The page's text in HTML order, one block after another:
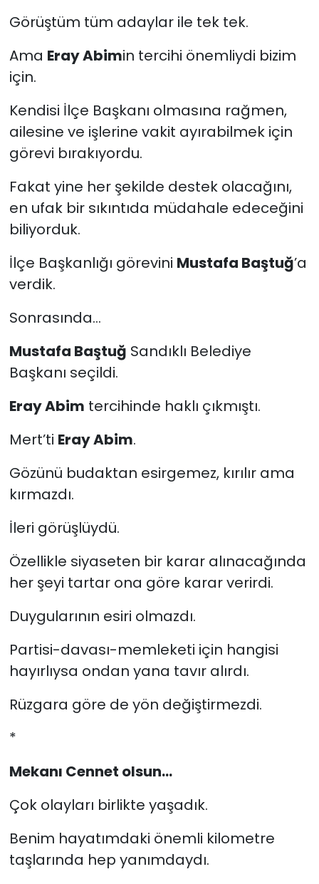
Görüştüm tüm adaylar ile tek tek.
Ama Eray Abimin tercihi önemliydi bizim
için.
Kendisi İlçe Başkanı olmasına rağmen,
ailesine ve işlerine vakit ayırabilmek için
görevi bırakıyordu.
Fakat yine her şekilde destek olacağını,
en ufak bir sıkıntıda müdahale edeceğini
biliyorduk.
İlçe Başkanlığı görevini Mustafa Baştuğ’a
verdik.
Sonrasında...
Mustafa Baştuğ Sandıklı Belediye
Başkanı seçildi.
Eray Abim tercihinde haklı çıkmıştı.
Mert’ti Eray Abim.
Gözünü budaktan esirgemez, kırılır ama
kırmazdı.
İleri görüşlüydü.
Özellikle siyaseten bir karar alınacağında
her şeyi tartar ona göre karar verirdi.
Duygularının esiri olmazdı.
Partisi-davası-memleketi için hangisi
hayırlıysa ondan yana tavır alırdı.
Rüzgara göre de yön değiştirmezdi.
*
Mekanı Cennet olsun...
Çok olayları birlikte yaşadık.
Benim hayatımdaki önemli kilometre
taşlarında hep yanımdaydı.